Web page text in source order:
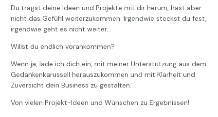
Du trägst deine Ideen und Projekte mit dir herum, hast aber
nicht das Gefühl weiterzukommen. Irgendwie steckst du fest,
irgendwie geht es nicht weiter…
Willst du endlich vorankommen?
Wenn ja, lade ich dich ein, mit meiner Unterstützung aus dem
Gedankenkarussell herauszukommen und mit Klarheit und
Zuversicht dein Business zu gestalten.
Von vielen Projekt-Ideen und Wünschen zu Ergebnissen!